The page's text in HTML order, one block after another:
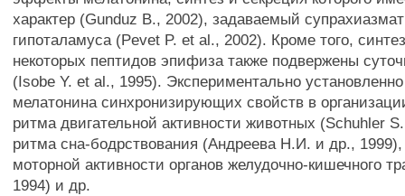
характер (Gunduz В., 2002), задаваемый
гипоталамуса (Pevet P. et al., 2002). Кроме того,
некоторых пептидов эпифиза также подвержены
(Isobe Y. et al., 1995). Экспериментально
мелатонина синхронизирующих свойств в
ритма двигательной активности животных (Schuhler
ритма сна-бодрствования (Андреева Н.И. и др.,
моторной активности органов желудочно-кишечного
1994) и др.